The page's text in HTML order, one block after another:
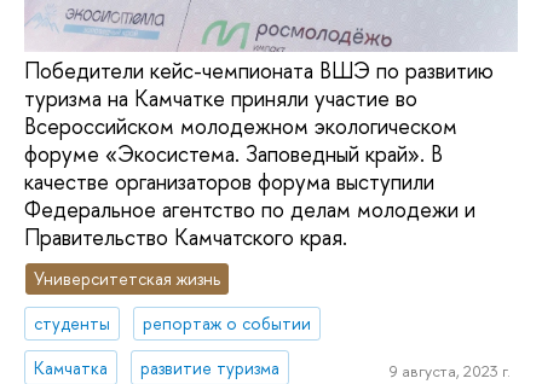
Победители кейс-чемпионата ВШЭ по развитию
туризма на Камчатке приняли участие во
Всероссийском молодежном экологическом
форуме «Экосистема. Заповедный край». В
качестве организаторов форума выступили
Федеральное агентство по делам молодежи и
Правительство Камчатского края.
Университетская жизнь
студенты
репортаж о событии
Камчатка
развитие туризма 9 августа, 2023 г.